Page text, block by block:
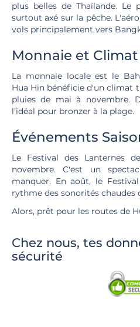
plus belles de Thaïlande.
surtout axé sur la pêche.
vols principalement vers
Monnaie et Climat
La monnaie locale est le
Hua Hin bénéficie d'un climat
pluies de mai à novembre.
l'idéal pour bronzer à la plage.
Événements
Le Festival des Lanternes
novembre. C'est un
manquer. En août, le
rythme des sonorités chaudes
Alors, prêt pour les routes de
Chez nous, tes
sécurité